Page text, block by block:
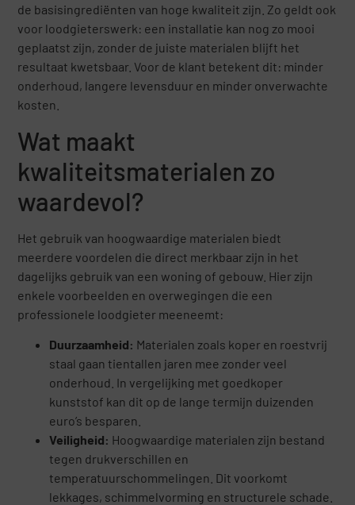
de basisingrediënten van hoge kwaliteit zijn. Zo geldt ook
voor loodgieterswerk: een installatie kan nog zo mooi
geplaatst zijn, zonder de juiste materialen blijft het
resultaat kwetsbaar. Voor de klant betekent dit: minder
onderhoud, langere levensduur en minder onverwachte
kosten.
Wat maakt
kwaliteitsmaterialen zo
waardevol?
Het gebruik van hoogwaardige materialen biedt
meerdere voordelen die direct merkbaar zijn in het
dagelijks gebruik van een woning of gebouw. Hier zijn
enkele voorbeelden en overwegingen die een
professionele loodgieter meeneemt:
Duurzaamheid: Materialen zoals koper en roestvrij
staal gaan tientallen jaren mee zonder veel
onderhoud. In vergelijking met goedkoper
kunststof kan dit op de lange termijn duizenden
euro’s besparen.
Veiligheid: Hoogwaardige materialen zijn bestand
tegen drukverschillen en
temperatuurschommelingen. Dit voorkomt
lekkages, schimmelvorming en structurele schade.